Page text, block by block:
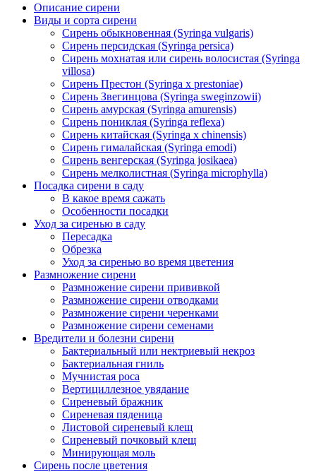
Описание сирени
Виды и сорта сирени
Сирень обыкновенная (Syringa vulgaris)
Сирень персидская (Syringa persica)
Сирень мохнатая или сирень волосистая (Syringa
villosa)
Сирень Престон (Syringa x prestoniae)
Сирень Звегинцова (Syringa sweginzowii)
Сирень амурская (Syringa amurensis)
Сирень пониклая (Syringa reflexa)
Сирень китайская (Syringa x chinensis)
Сирень гималайская (Syringa emodi)
Сирень венгерская (Syringa josikaea)
Сирень мелколистная (Syringa microphylla)
Посадка сирени в саду
В какое время сажать
Особенности посадки
Уход за сиренью в саду
Пересадка
Обрезка
Уход за сиренью во время цветения
Размножение сирени
Размножение сирени прививкой
Размножение сирени отводками
Размножение сирени черенками
Размножение сирени семенами
Вредители и болезни сирени
Бактериальный или нектриевый некроз
Бактериальная гниль
Мучнистая роса
Вертициллезное увядание
Сиреневый бражник
Сиреневая пяденица
Листовой сиреневый клещ
Сиреневый почковый клещ
Минирующая моль
Сирень после цветения